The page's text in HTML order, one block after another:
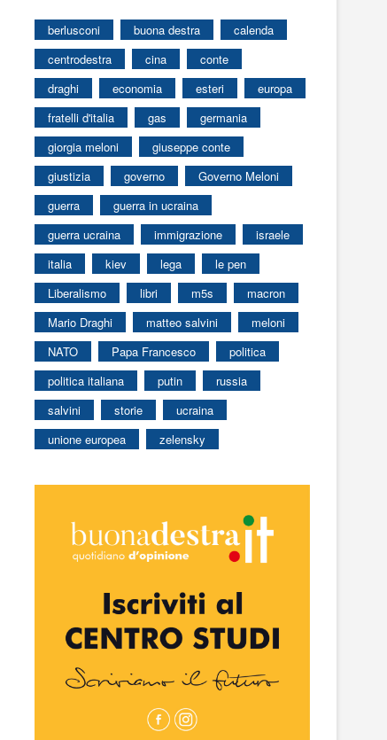
berlusconi buona destra
calenda
centrodestra
cina
conte
draghi
economia esteri
europa
fratelli d'italia
gas
germania
giorgia meloni
giuseppe conte
giustizia
governo
Governo Meloni
guerra
guerra in ucraina
guerra ucraina
immigrazione
israele
italia
kiev lega
le pen
Liberalismo
libri m5s
macron
Mario Draghi
matteo salvini
meloni
NATO
Papa Francesco
politica
politica italiana
putin
russia
salvini
storie
ucraina
unione europea
zelensky